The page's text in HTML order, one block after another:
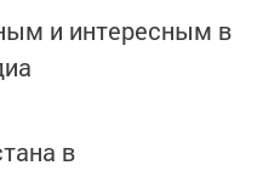
и интересным в
в